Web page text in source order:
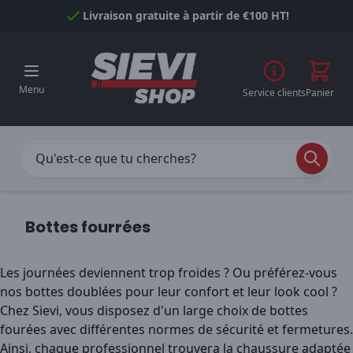
Passer au contenuLivraison gratuite à partir de €100 HT!
Menu Service clientsPanier
Bottes fourrées
Les journées deviennent trop froides ? Ou préférez-vous
nos bottes doublées pour leur confort et leur look cool ?
Chez Sievi, vous disposez d'un large choix de bottes
fourées avec différentes normes de sécurité et fermetures.
Ainsi, chaque professionnel trouvera la chaussure adaptée